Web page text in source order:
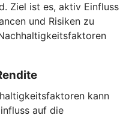
Ziel ist es, aktiv Einfluss
und Risiken zu
kann
auf die